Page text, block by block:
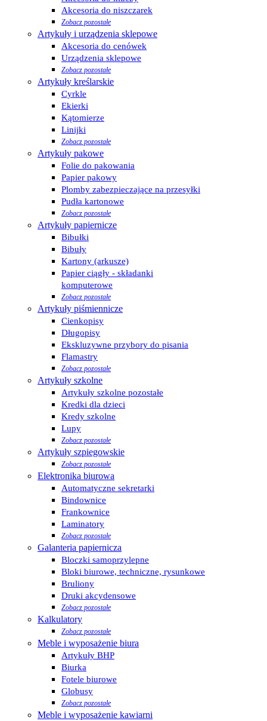
Akcesoria do niszczarek
Zobacz pozostałe
Artykuły i urządzenia sklepowe
Akcesoria do cenówek
Urządzenia sklepowe
Zobacz pozostałe
Artykuły kreślarskie
Cyrkle
Ekierki
Kątomierze
Linijki
Zobacz pozostałe
Artykuły pakowe
Folie do pakowania
Papier pakowy
Plomby zabezpieczające na przesyłki
Pudła kartonowe
Zobacz pozostałe
Artykuły papiernicze
Bibułki
Bibuły
Kartony (arkusze)
Papier ciągły - składanki
komputerowe
Zobacz pozostałe
Artykuły piśmiennicze
Cienkopisy
Długopisy
Ekskluzywne przybory do pisania
Flamastry
Zobacz pozostałe
Artykuły szkolne
Artykuły szkolne pozostałe
Kredki dla dzieci
Kredy szkolne
Lupy
Zobacz pozostałe
Artykuły szpiegowskie
Zobacz pozostałe
Elektronika biurowa
Automatyczne sekretarki
Bindownice
Frankownice
Laminatory
Zobacz pozostałe
Galanteria papiernicza
Bloczki samoprzylepne
Bloki biurowe, techniczne, rysunkowe
Bruliony
Druki akcydensowe
Zobacz pozostałe
Kalkulatory
Zobacz pozostałe
Meble i wyposażenie biura
Artykuły BHP
Biurka
Fotele biurowe
Globusy
Zobacz pozostałe
Meble i wyposażenie kawiarni